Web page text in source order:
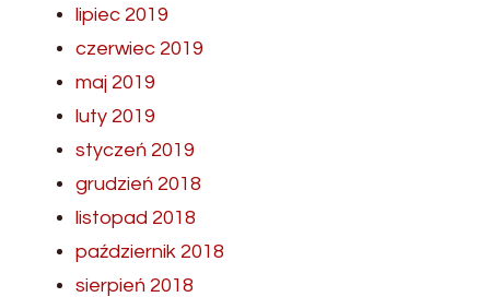
lipiec 2019
czerwiec 2019
maj 2019
luty 2019
styczeń 2019
grudzień 2018
listopad 2018
październik 2018
sierpień 2018